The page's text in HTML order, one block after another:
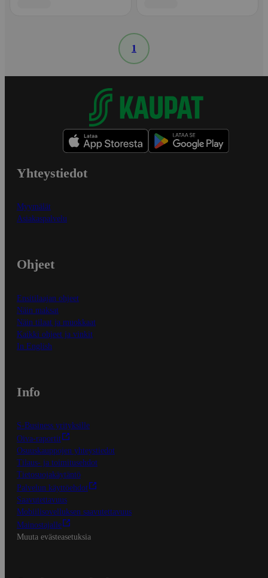
1
Yhteystiedot
Myymälät
Asiakaspalvelu
Ohjeet
Ensitilaajan ohjeet
Näin maksat
Näin tilaat ja muokkaat
Kaikki ohjeet ja vinkit
In English
Info
S-Business yrityksille
Oiva-raportit
Osuuskauppojen yhteystiedot
Tilaus- ja toimitusehdot
Tietosuojakäytäntö
Palvelun käyttöehdot
Saavutettavuus
Mobiilisovelluksen saavutettavuus
Mainostajalle
Muuta evästeasetuksia